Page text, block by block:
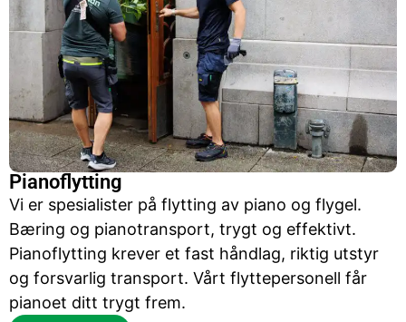
Pianoflytting
Vi er spesialister på flytting av piano og flygel.
Bæring og pianotransport, trygt og effektivt.
Pianoflytting krever et fast håndlag, riktig utstyr
og forsvarlig transport. Vårt flyttepersonell får
pianoet ditt trygt frem.